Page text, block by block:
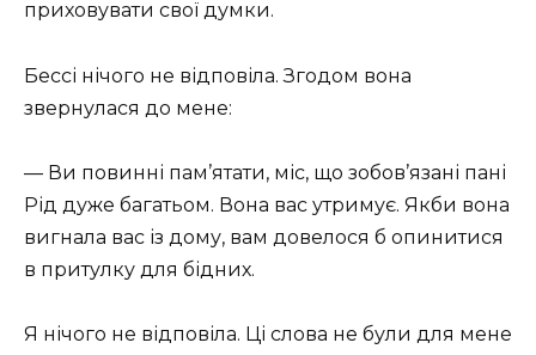
приховувати свої думки.
Бессі нічого не відповіла. Згодом вона
звернулася до мене:
— Ви повинні пам’ятати, міс, що зобов’язані пані
Рід дуже багатьом. Вона вас утримує. Якби вона
вигнала вас із дому, вам довелося б опинитися
в притулку для бідних.
Я нічого не відповіла. Ці слова не були для мене